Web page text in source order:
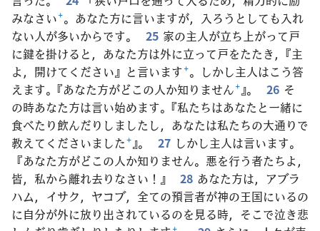
みなさい+。あなた方に言いますが，入ろうとしても入れ
ない人が多いからです。
25 家の主人が立ち上がって戸
に鍵を掛けると，あなた方は外に立って戸をたたき，『主
よ，開けてください』と言います+。しかし主人はこう答
えます。『あなた方がどこの人か知りません+』。 26 そ
の時あなた方は言い始めます。『私たちはあなたと一緒に
食べたり飲んだりしましたし，あなたは私たちの大通りで
教えてくださいました+』。 27 しかし主人は言います。
『あなた方がどこの人か知りません。悪を行う者たちよ，
皆，私から離れ去りなさい！』
28 あなた方は，アブラ
ハム，イサク，ヤコブ，全ての預言者が神の王国にいるの
に自分が外に放り出されているのを見る時，そこで泣き悲